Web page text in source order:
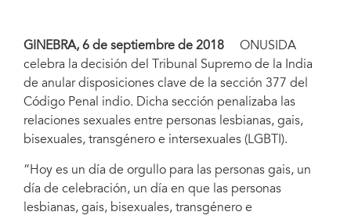
GINEBRA, 6 de septiembre de 2018 ONUSIDA
celebra la decisión del Tribunal Supremo de la India
de anular disposiciones clave de la sección 377 del
Código Penal indio. Dicha sección penalizaba las
relaciones sexuales entre personas lesbianas, gais,
bisexuales, transgénero e intersexuales (LGBTI).
“Hoy es un día de orgullo para las personas gais, un
día de celebración, un día en que las personas
lesbianas, gais, bisexuales, transgénero e